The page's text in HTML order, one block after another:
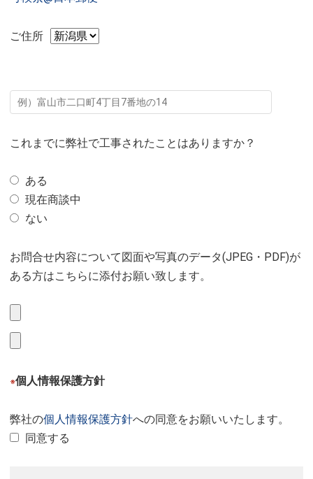
ご住所
これまでに弊社で工事されたことはありますか？
ある
現在商談中
ない
お問合せ内容について図面や写真のデータ(JPEG・PDF)が
ある方はこちらに添付お願い致します。
※個人情報保護方針
弊社の個人情報保護方針への同意をお願いいたします。
同意する